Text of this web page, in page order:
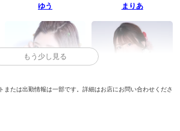
ゆう まりあ
もう少し見る
または出勤情報は一部です。詳細はお店にお問い合わせくださ